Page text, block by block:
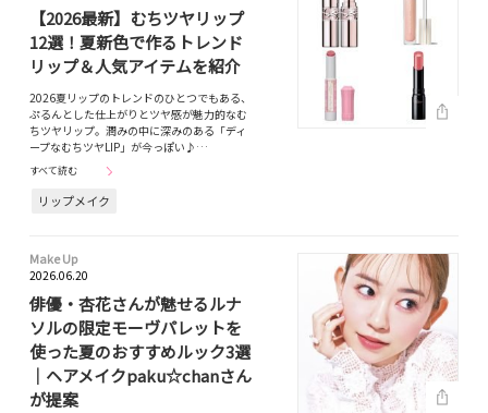
【2026最新】むちツヤリップ
12選！夏新色で作るトレンド
リップ＆人気アイテムを紹介
2026夏リップのトレンドのひとつでもある、
ぷるんとした仕上がりとツヤ感が魅力的なむ
ちツヤリップ。潤みの中に深みのある「ディ
ープなむちツヤLIP」が今っぽい♪…
すべて読む
リップメイク
Make Up
2026.06.20
俳優・杏花さんが魅せるルナ
ソルの限定モーヴパレットを
使った夏のおすすめルック3選
｜ヘアメイクpaku☆chanさん
が提案